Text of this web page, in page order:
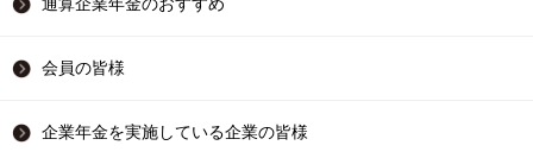
通算企業年金のおすすめ
会員の皆様
企業年金を実施している企業の皆様